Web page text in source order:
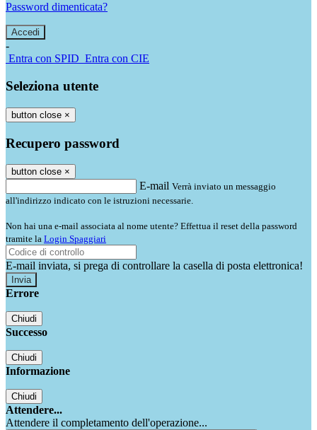
Password dimenticata?
-
Entra con SPID Entra con CIE
Seleziona utente
button close ×
Recupero password
button close ×
E-mail Verrà inviato un messaggio
all'indirizzo indicato con le istruzioni necessarie.
Non hai una e-mail associata al nome utente? Effettua il reset della password
tramite la Login Spaggiari
E-mail inviata, si prega di controllare la casella di posta elettronica!
Errore
Chiudi
Successo
Chiudi
Informazione
Chiudi
Attendere...
Attendere il completamento dell'operazione...